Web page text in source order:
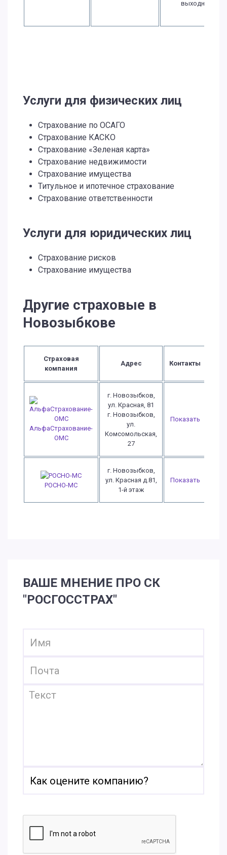
выходной
Услуги для физических лиц
Страхование по ОСАГО
Страхование КАСКО
Страхование «Зеленая карта»
Страхование недвижимости
Страхование имущества
Титульное и ипотечное страхование
Страхование ответственности
Услуги для юридических лиц
Страхование рисков
Страхование имущества
Другие страховые в
Новозыбкове
Страховая
компания
Адрес Контакты
АльфаСтрахование-
ОМС
г. Новозыбков,
ул. Красная, 81
г. Новозыбков,
ул.
Комсомольская,
27
Показать
РОСНО-МС
г. Новозыбков,
ул. Красная д.81,
1-й этаж
Показать
ВАШЕ МНЕНИЕ ПРО СК
"РОСГОССТРАХ"